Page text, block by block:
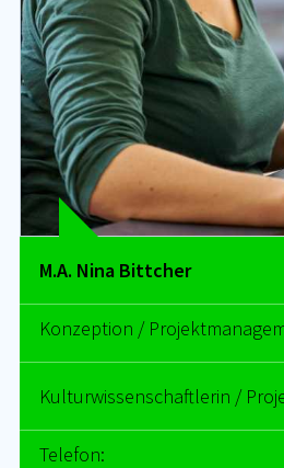
M.A. Nina Bittcher
Konzeption /
Kulturwissenschaftlerin /
Telefon: